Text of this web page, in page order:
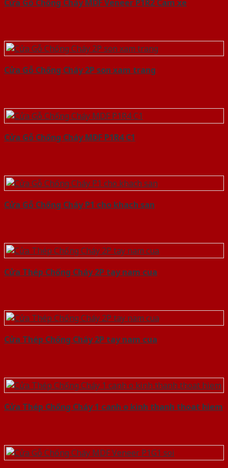
Cửa Gỗ Chống Cháy MDF Veneer P1R2 Cam xe
Cửa Gỗ Chống Cháy 2P son xam trang
Cửa Gỗ Chống Cháy MDF P1R4 C1
Cửa Gỗ Chống Cháy P1 cho khach san
Cửa Thép Chống Cháy 2P tay nam cua
Cửa Thép Chống Cháy 2P tay nam cua
Cửa Thép Chống Cháy 1 canh o kinh thanh thoat hiem